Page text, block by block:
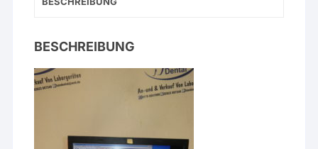
BESCHREIBUNG